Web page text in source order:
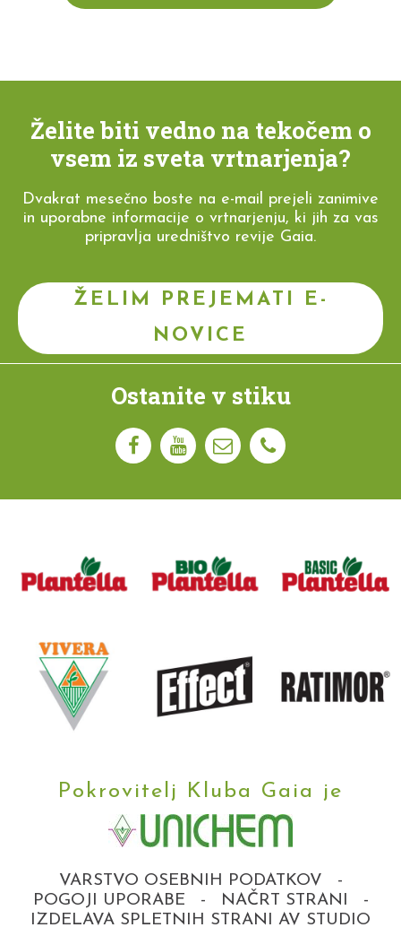
Želite biti vedno na tekočem o
vsem iz sveta vrtnarjenja?
Dvakrat mesečno boste na e-mail prejeli zanimive
in uporabne informacije o vrtnarjenju, ki jih za vas
pripravlja uredništvo revije Gaia.
ŽELIM PREJEMATI E-
NOVICE
Ostanite v stiku
Pokrovitelj Kluba Gaia je
VARSTVO OSEBNIH PODATKOV
-
POGOJI UPORABE
- NAČRT STRANI
-
IZDELAVA SPLETNIH STRANI AV STUDIO